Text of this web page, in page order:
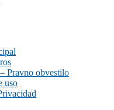
Pravno obvestilo
uso